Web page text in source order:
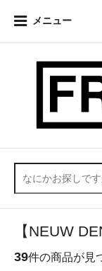
メニュー
【NEUW
39件の商品が見